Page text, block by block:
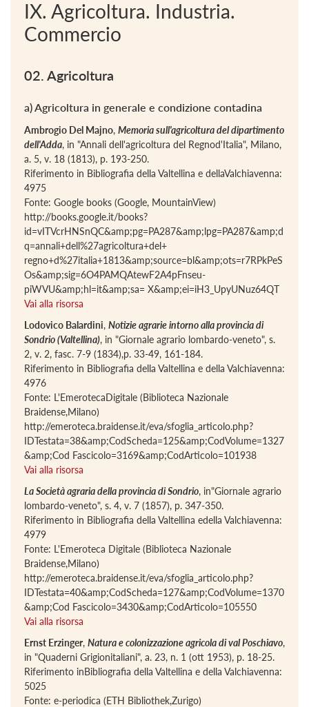
IX. Agricoltura. Industria.
Commercio
02. Agricoltura
a) Agricoltura in generale e condizione contadina
Ambrogio Del Majno, Memoria sull'agricoltura del dipartimento
dell'Adda, in "Annali dell'agricoltura del Regnod'Italia", Milano,
a. 5, v. 18 (1813), p. 193-250.
Riferimento in Bibliografia della Valtellina e dellaValchiavenna:
4975
Fonte: Google books (Google, MountainView)
http://books.google.it/books?
id=vITVcrHNSnQC&amp;pg=PA287&amp;lpg=PA287&amp;d
q=annali+dell%27agricoltura+del+
regno+d%27italia+1813&amp;source=bl&amp;ots=r7RPkPeS
Os&amp;sig=6O4PAMQAtewF2A4pFnseu-
piWVU&amp;hl=it&amp;sa= X&amp;ei=iH3_UpyUNuz64QT
Vai alla risorsa
Lodovico Balardini, Notizie agrarie intorno alla provincia di
Sondrio (Valtellina), in "Giornale agrario lombardo-veneto", s.
2, v. 2, fasc. 7-9 (1834),p. 33-49, 161-184.
Riferimento in Bibliografia della Valtellina e della Valchiavenna:
4976
Fonte: L'EmerotecaDigitale (Biblioteca Nazionale
Braidense,Milano)
http://emeroteca.braidense.it/eva/sfoglia_articolo.php?
IDTestata=38&amp;CodScheda=125&amp;CodVolume=1327
&amp;Cod Fascicolo=3169&amp;CodArticolo=101938
Vai alla risorsa
La Società agraria della provincia di Sondrio, in"Giornale agrario
lombardo-veneto", s. 4, v. 7 (1857), p. 347-350.
Riferimento in Bibliografia della Valtellina edella Valchiavenna:
4979
Fonte: L'Emeroteca Digitale (Biblioteca Nazionale
Braidense,Milano)
http://emeroteca.braidense.it/eva/sfoglia_articolo.php?
IDTestata=40&amp;CodScheda=127&amp;CodVolume=1370
&amp;Cod Fascicolo=3430&amp;CodArticolo=105550
Vai alla risorsa
Ernst Erzinger, Natura e colonizzazione agricola di val Poschiavo,
in "Quaderni Grigionitaliani", a. 23, n. 1 (ott 1953), p. 18-25.
Riferimento inBibliografia della Valtellina e della Valchiavenna:
5025
Fonte: e-periodica (ETH Bibliothek,Zurigo)